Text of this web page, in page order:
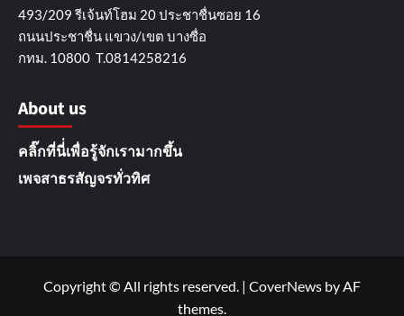
493/209 รีเจ้นท์โฮม 20 ประชาชื่นซอย 16
ถนนประชาชื่น แขวง/เขต บางซื่อ
กทม. 10800 T.0814258216
About us
คลิ๊กที่นี่่เพื่อรู้จักเรามากขึ้น
เพจสาธรสัญจรทั่วทิศ
Copyright © All rights reserved. | CoverNews by AF
themes.